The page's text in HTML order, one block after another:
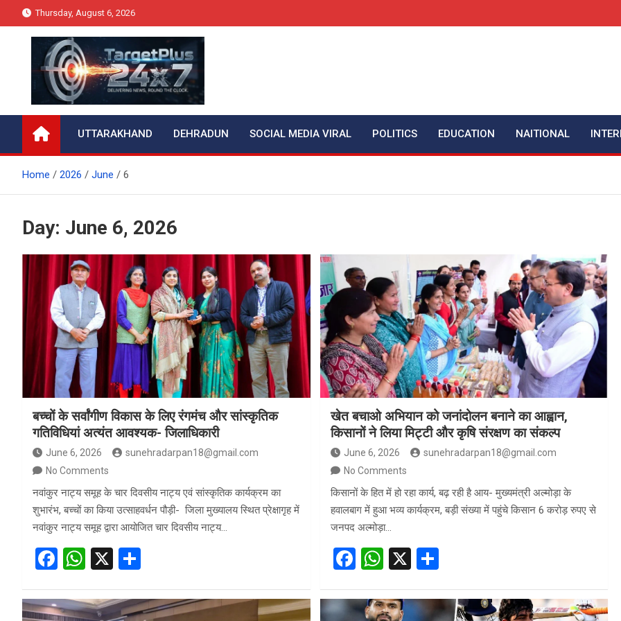
to
Thursday, August 6, 2026
Target Plus 24×7
UTTARAKHAND DEHRADUN SOCIAL MEDIA VIRAL POLITICS EDUCATION NAITIONAL
Home 2026 June 6
Day: June 6, 2026
बच्चों के सर्वांगीण विकास के लिए रंगमंच और सांस्कृतिक
गतिविधियां अत्यंत आवश्यक- जिलाधिकारी
June 6, 2026
sunehradarpan18@gmail.com
No Comments
नवांकुर नाट्य समूह के चार दिवसीय नाट्य एवं सांस्कृतिक कार्यक्रम का
शुभारंभ, बच्चों का किया उत्साहवर्धन पौड़ी- जिला मुख्यालय स्थित प्रेक्षागृह में
नवांकुर नाट्य समूह द्वारा आयोजित चार दिवसीय नाट्य…
F
ce
W
at
X
ar
खेत बचाओ अभियान को जनांदोलन बनाने का आह्वान,
किसानों ने लिया मिट्टी और कृषि संरक्षण का संकल्प
June 6, 2026
sunehradarpan18@gmail.com
No Comments
किसानों के हित में हो रहा कार्य, बढ़ रही है आय- मुख्यमंत्री अल्मोड़ा के
हवालबाग में हुआ भव्य कार्यक्रम, बड़ी संख्या में पहुंचे किसान 6 करोड़ रुपए से
जनपद अल्मोड़ा…
F
ce
W
at
X
ar